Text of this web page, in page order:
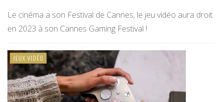
Le cinéma a son Festival de Cannes, le jeu vidéo aura droit
en 2023 à son Cannes Gaming Festival !
JEUX VIDÉO